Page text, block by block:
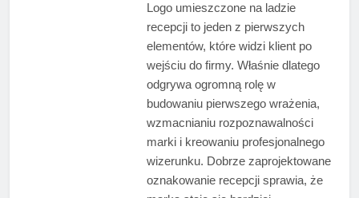
Logo umieszczone na ladzie
recepcji to jeden z pierwszych
elementów, które widzi klient po
wejściu do firmy. Właśnie dlatego
odgrywa ogromną rolę w
budowaniu pierwszego wrażenia,
wzmacnianiu rozpoznawalności
marki i kreowaniu profesjonalnego
wizerunku. Dobrze zaprojektowane
oznakowanie recepcji sprawia, że